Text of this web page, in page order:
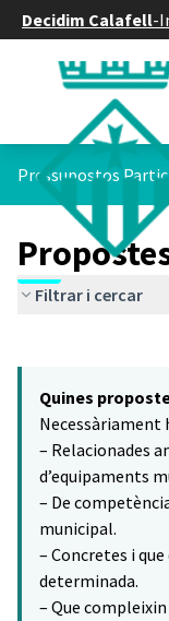
Decidim Calafell-
Pressupostos
Filtrar i cercar
−
Quines
Necessàriament
– Relacionades
d’equipaments
– De
municipal.
– Concretes i
determinada.
– Que